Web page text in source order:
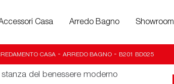
Casa Arredo Bagno Showroom
CASA- ARREDO BAGNO - B201 BD025
stanza del benessere moderno